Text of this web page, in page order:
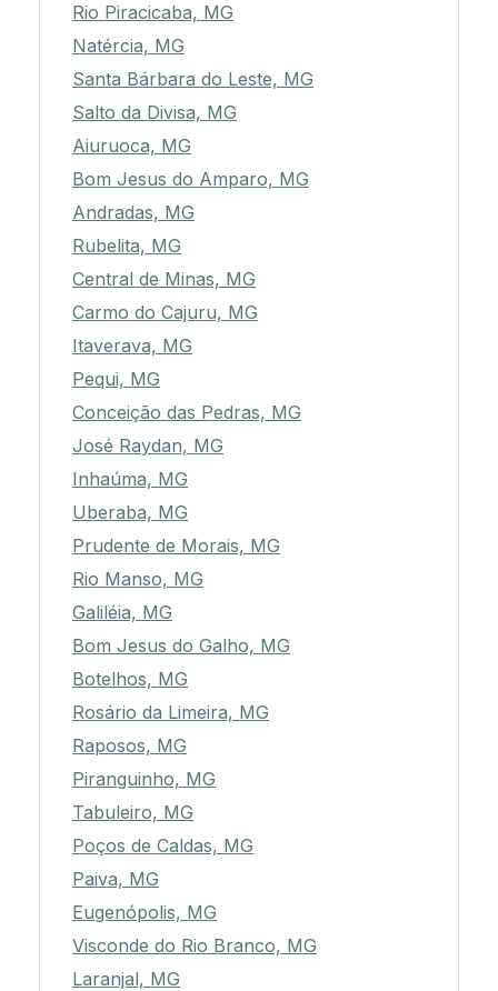
Rio Piracicaba, MG
Natércia, MG
Santa Bárbara do Leste, MG
Salto da Divisa, MG
Aiuruoca, MG
Bom Jesus do Amparo, MG
Andradas, MG
Rubelita, MG
Central de Minas, MG
Carmo do Cajuru, MG
Itaverava, MG
Pequi, MG
Conceição das Pedras, MG
José Raydan, MG
Inhaúma, MG
Uberaba, MG
Prudente de Morais, MG
Rio Manso, MG
Galiléia, MG
Bom Jesus do Galho, MG
Botelhos, MG
Rosário da Limeira, MG
Raposos, MG
Piranguinho, MG
Tabuleiro, MG
Poços de Caldas, MG
Paiva, MG
Eugenópolis, MG
Visconde do Rio Branco, MG
Laranjal, MG